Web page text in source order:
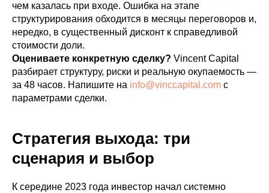
чем казалась при входе. Ошибка на этапе
структурирования обходится в месяцы переговоров и,
нередко, в существенный дисконт к справедливой
стоимости доли.
Оцениваете конкретную сделку? Vincent Capital
разбирает структуру, риски и реальную окупаемость —
за 48 часов. Напишите на info@vinccapital.com с
параметрами сделки.
Стратегия выхода: три
сценария и выбор
К середине 2023 года инвестор начал системно